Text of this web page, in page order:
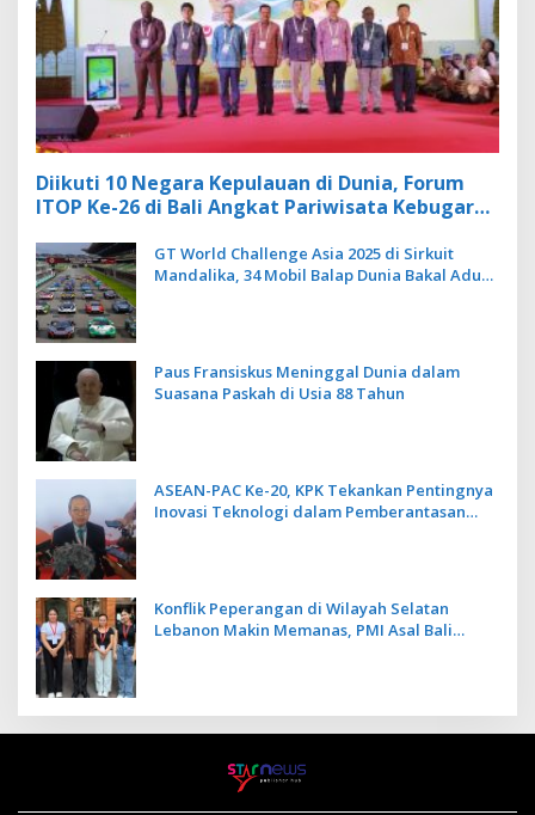
Diikuti 10 Negara Kepulauan di Dunia, Forum
ITOP Ke-26 di Bali Angkat Pariwisata Kebugaran
GT World Challenge Asia 2025 di Sirkuit
Mandalika, 34 Mobil Balap Dunia Bakal Adu
Paus Fransiskus Meninggal Dunia dalam
Suasana Paskah di Usia 88 Tahun
ASEAN-PAC Ke-20, KPK Tekankan Pentingnya
Inovasi Teknologi dalam Pemberantasan
Konflik Peperangan di Wilayah Selatan
Lebanon Makin Memanas, PMI Asal Bali